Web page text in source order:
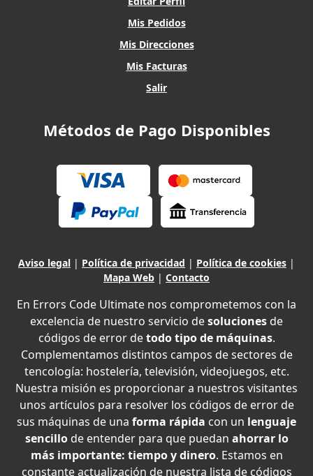
Mis Pedidos
Mis Direcciones
Mis Facturas
Salir
Métodos de Pago Disponibles
Aviso legal | Política de privacidad | Política de cookies |
Mapa Web | Contacto
En Errors Code Ultimate nos comprometemos con la
excelencia de nuestro servicio desoluciones de
códigos de error detodo tipo de máquinas.
Complementamos distintos campos de sectores de
tencología: hostelería, televisión, videojuegos, etc.
Nuestra misión es proporcionar a nuestros visitantes
unos artículos para resolver los códigos de error de
sus máquinas de una forma rápida con un lenguaje
sencillode entender para que puedan ahorrar lo
más importante: tiempo y dinero. Estamos en
constante actualización de nuestra lista de códigos